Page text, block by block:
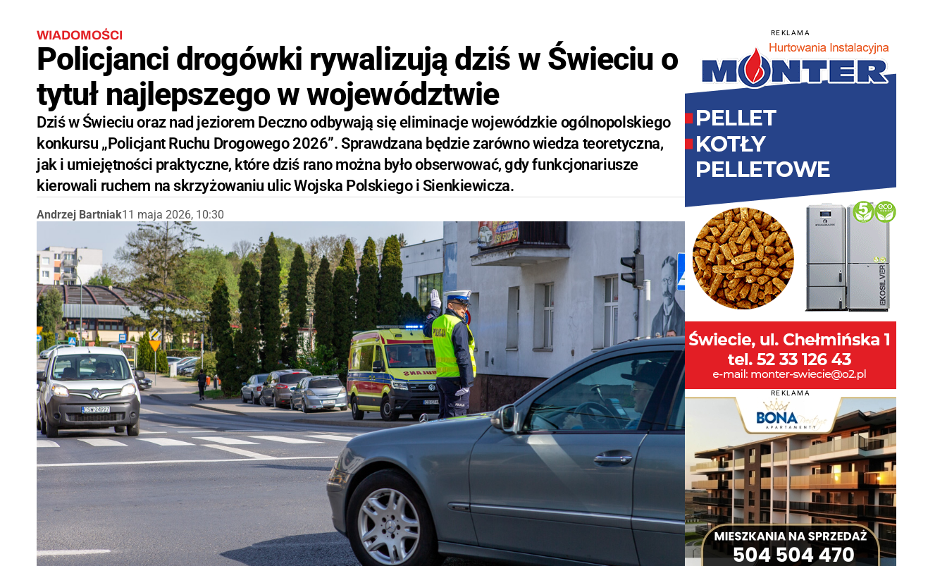
WIADOMOŚCI
Policjanci drogówki rywalizują dziś w Świeciu o
tytuł najlepszego w województwie
Dziś w Świeciu oraz nad jeziorem Deczno odbywają się eliminacje wojewódzkie ogólnopolskiego
konkursu „Policjant Ruchu Drogowego 2026”. Sprawdzana będzie zarówno wiedza teoretyczna,
jak i umiejętności praktyczne, które dziś rano można było obserwować, gdy funkcjonariusze
kierowali ruchem na skrzyżowaniu ulic Wojska Polskiego i Sienkiewicza.
Andrzej Bartniak11 maja 2026, 10:30
REKLAMA
REKLAMA